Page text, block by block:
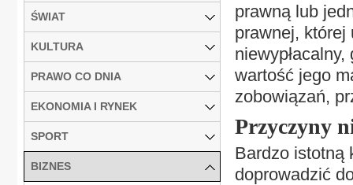
prawną lub
prawnej, której
wartość jego
zobowiązań,
Przyczyny
Bardzo istotną
doprowadzić
ŚWIAT
KULTURA
PRAWO CO DNIA
EKONOMIA I RYNEK
SPORT
BIZNES